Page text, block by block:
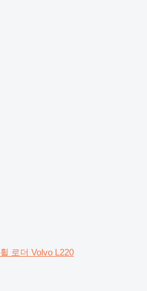
휠 로더 Volvo L220